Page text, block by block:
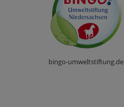
bingo-umweltstiftung.de